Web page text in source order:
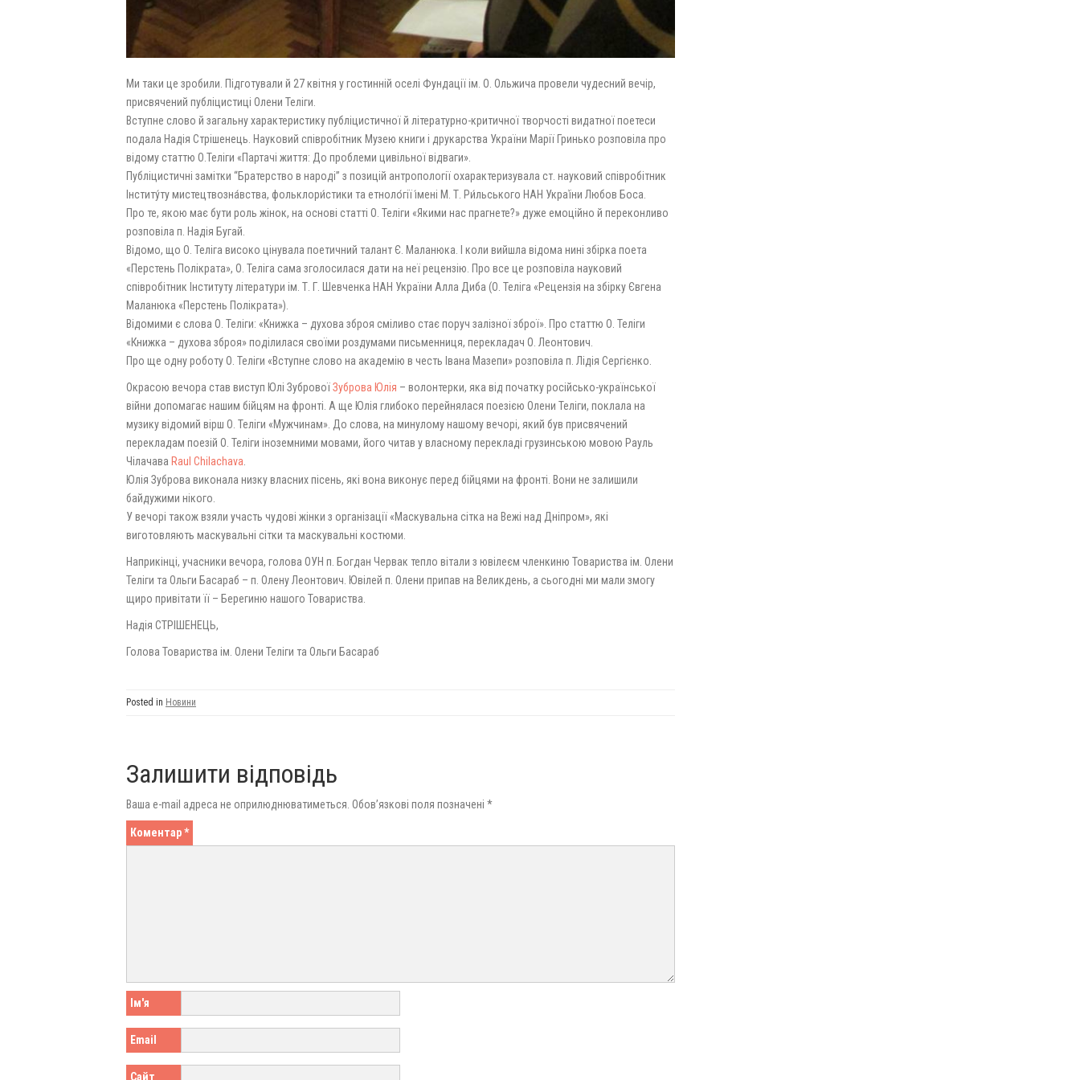
Ми таки це зробили. Підготували й 27 квітня у гостинній оселі Фундації ім. О. Ольжича провели чудесний вечір,
присвячений публіцистиці Олени Теліги.
Вступне слово й загальну характеристику публіцистичної й літературно-критичної творчості видатної поетеси
подала Надія Стрішенець. Науковий співробітник Музею книги і друкарства України Марії Гринько розповіла про
відому статтю О.Теліги «Партачі життя: До проблеми цивільної відваги».
Публіцистичні замітки “Братерство в народі” з позицій антропології охарактеризувала ст. науковий співробітник
Інститу́ту мистецтвозна́вства, фольклори́стики та етноло́гії і́мені М. Т. Ри́льського НАН Украї́ни Любов Боса.
Про те, якою має бути роль жінок, на основі статті О. Теліги «Якими нас прагнете?» дуже емоційно й переконливо
розповіла п. Надія Бугай.
Відомо, що О. Теліга високо цінувала поетичний талант Є. Маланюка. І коли вийшла відома нині збірка поета
«Перстень Полікрата», О. Теліга сама зголосилася дати на неї рецензію. Про все це розповіла науковий
співробітник Інституту літератури ім. Т. Г. Шевченка НАН України Алла Диба (О. Теліга «Рецензія на збірку Євгена
Маланюка «Перстень Полікрата»).
Відомими є слова О. Теліги: «Книжка – духова зброя сміливо стає поруч залізної зброї». Про статтю О. Теліги
«Книжка – духова зброя» поділилася своїми роздумами письменниця, перекладач О. Леонтович.
Про ще одну роботу О. Теліги «Вступне слово на академію в честь Івана Мазепи» розповіла п. Лідія Сергієнко.
Окрасою вечора став виступ Юлі ЗубровоїЗуброва Юлія – волонтерки, яка від початку російсько-української
війни допомагає нашим бійцям на фронті. А ще Юлія глибоко перейнялася поезією Олени Теліги, поклала на
музику відомий вірш О. Теліги «Мужчинам». До слова, на минулому нашому вечорі, який був присвячений
перекладам поезій О. Теліги іноземними мовами, його читав у власному перекладі грузинською мовою Рауль
Чілачава Raul Chilachava
Юлія Зуброва виконала низку власних пісень, які вона виконує перед бійцями на фронті. Вони не залишили
байдужими нікого.
У вечорі також взяли участь чудові жінки з організації «Маскувальна сітка на Вежі над Дніпром», які
виготовляють маскувальні сітки та маскувальні костюми.
Наприкінці, учасники вечора, голова ОУН п. Богдан Червак тепло вітали з ювілеєм членкиню Товариства ім. Олени
Теліги та Ольги Басараб – п. Олену Леонтович. Ювілей п. Олени припав на Великдень, а сьогодні ми мали змогу
щиро привітати її – Берегиню нашого Товариства.
Надія СТРІШЕНЕЦЬ,
Голова Товариства ім. Олени Теліги та Ольги Басараб
Posted in Новини
Залишити відповідь
Ваша e-mail адреса не оприлюднюватиметься. Обов’язкові поля позначені *
Коментар*
Ім'я
Email
Сайт